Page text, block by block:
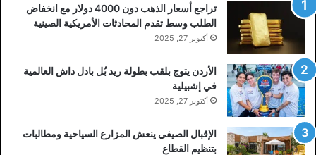
تراجع أسعار الذهب دون 4000 دولار مع انخفاض
الطلب وسط تقدم المحادثات الأمريكية الصينية
أكتوبر 27, 2025
الأردن يتوج بلقب بطولة ريد بُل بادل داش العالمية
في إشبيلية
أكتوبر 27, 2025
الإقبال الصيفي ينعش المزارع السياحية ومطالبات
بتنظيم القطاع